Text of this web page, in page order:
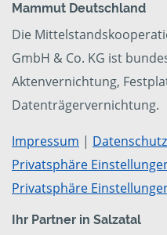
Mammut Deutschland
Die
GmbH & Co. KG ist
Aktenvernichtung,
Datenträgervernichtung.
Impressum | Datenschutz
Privatsphäre
Privatsphäre
Ihr Partner in Salzatal